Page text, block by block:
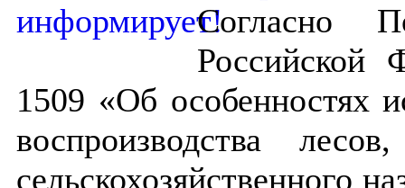
Согласно
Российской
1509 «Об особенностях
воспроизводства
сельскохозяйственного